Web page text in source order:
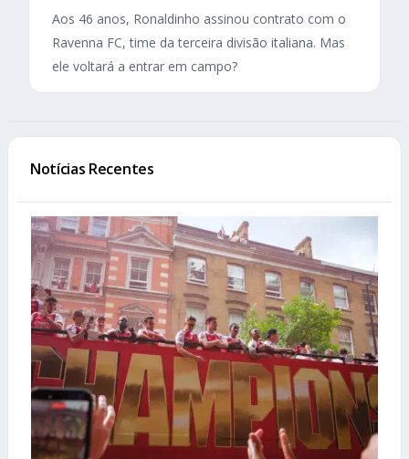
Aos 46 anos, Ronaldinho assinou contrato com o
Ravenna FC, time da terceira divisão italiana. Mas
ele voltará a entrar em campo?
Notícias Recentes